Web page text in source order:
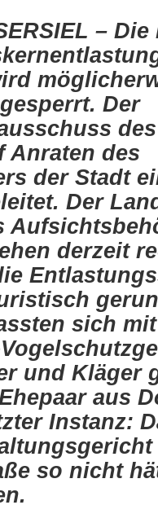
–
Der
Anraten des
der Stadt
Der
derzeit
sich
und Kläger
aus
Instanz:
so nicht